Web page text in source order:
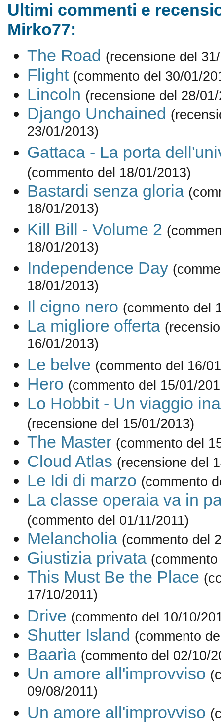
Ultimi commenti e
Mirko77:
The Road (recensione del
Flight (commento del 30/01/
Lincoln (recensione del 28/
Django Unchained
23/01/2013)
Gattaca - La porta
(commento del 18/01/2013)
Bastardi senza gloria
18/01/2013)
Kill Bill - Volume 2
18/01/2013)
Independence Day
18/01/2013)
Il cigno nero (commento del
La migliore offerta
16/01/2013)
Le belve (commento del 16/
Hero (commento del 15/01/
Lo Hobbit - Un viaggio
(recensione del 15/01/2013)
The Master (commento del
Cloud Atlas (recensione del
Le Idi di marzo (commento
La classe operaia va in
(commento del 01/11/2011)
Melancholia (commento del
Giustizia privata
This Must Be the Place
17/10/2011)
Drive (commento del 10/10/
Shutter Island (commento
Baarìa (commento del 02/10/
Un amore all'improvviso
09/08/2011)
Un amore all'improvviso